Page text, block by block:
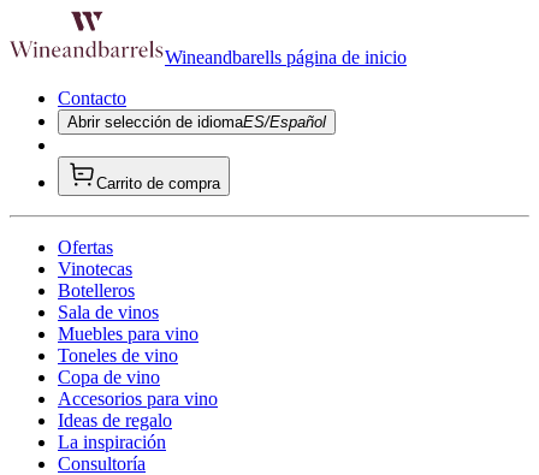
Wineandbarells página de inicio
Contacto
Abrir selección de idiomaES/Español
Carrito de compra
Ofertas
Vinotecas
Botelleros
Sala de vinos
Muebles para vino
Toneles de vino
Copa de vino
Accesorios para vino
Ideas de regalo
La inspiración
Consultoría